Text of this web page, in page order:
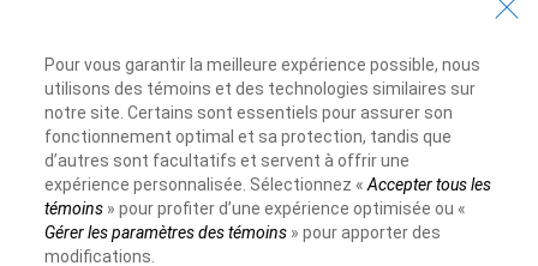
Site Web de la Banque Royale du Canada©1995-2026
Conditions d’utilisation
Accessibilité
Protection des renseignements et Sécurité
Publicité et témoins
Pour vous garantir la meilleure expérience possible, nous
utilisons des témoins et des technologies similaires sur
notre site. Certains sont essentiels pour assurer son
fonctionnement optimal et sa protection, tandis que
d’autres sont facultatifs et servent à offrir une
expérience personnalisée. Sélectionnez « Accepter tous les
témoins» pour profiter d’une expérience optimisée ou «
Gérer les paramètres des témoins» pour apporter des
modifications.